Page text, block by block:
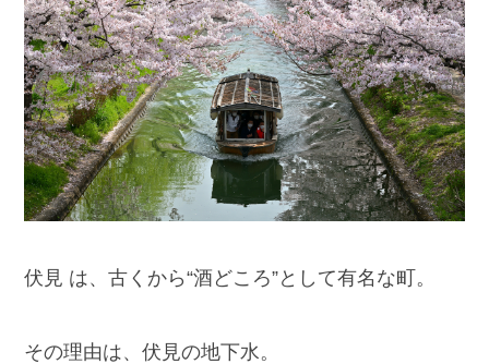
伏見 は、古くから“酒どころ”として有名な町。
その理由は、伏見の地下水。